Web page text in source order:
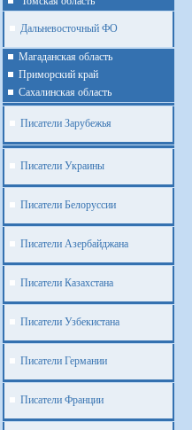
Дальневосточный ФО
Магаданская область
Приморский край
Cахалинская область
Писатели Зарубежья
Писатели Украины
Писатели Белоруссии
Писатели Азербайджана
Писатели Казахстана
Писатели Узбекистана
Писатели Германии
Писатели Франции